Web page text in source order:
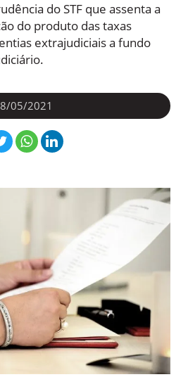
do STF que assenta a
do produto das taxas
extrajudiciais a fundo
05/2021